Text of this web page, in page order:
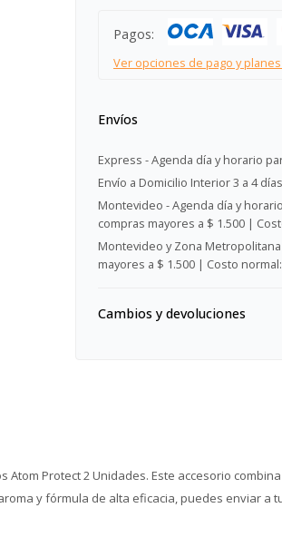
Pagos:
Ver opciones de pago y
Envíos
Express - Agenda día y horario
Envío a Domicilio Interior 3 a 4
Montevideo - Agenda día y
compras mayores a $ 1.500 |
Montevideo y Zona
mayores a $ 1.500 | Costo
Cambios y devoluciones
Protect 2 Unidades. Este accesorio
y fórmula de alta eficacia, puedes enviar a